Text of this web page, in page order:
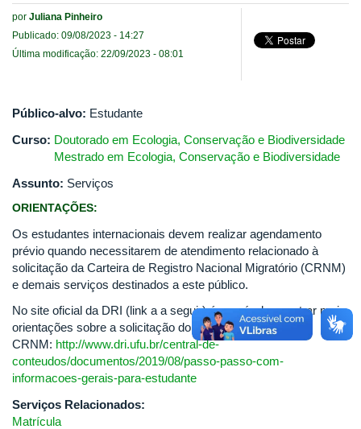
por Juliana Pinheiro
Publicado: 09/08/2023 - 14:27
Última modificação: 22/09/2023 - 08:01
Público-alvo: Estudante
Curso: Doutorado em Ecologia, Conservação e Biodiversidade
Mestrado em Ecologia, Conservação e Biodiversidade
Assunto: Serviços
ORIENTAÇÕES:
Os estudantes internacionais devem realizar agendamento
prévio quando necessitarem de atendimento relacionado à
solicitação da Carteira de Registro Nacional Migratório (CRNM)
e demais serviços destinados a este público.
No site oficial da DRI (link a a seguir) é possível encontrar mais
orientações sobre a solicitação do
CRNM: http://www.dri.ufu.br/central-de-
conteudos/documentos/2019/08/passo-passo-com-
informacoes-gerais-para-estudante
Serviços Relacionados:
Matrícula